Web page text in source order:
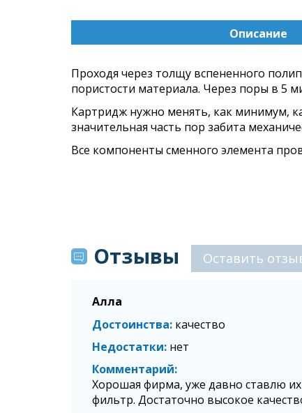
Описание
Проходя через толщу вспененного
пористости материала. Через поры в 5
Картридж нужно менять, как минимум,
значительная часть пор забита
Все компоненты сменного элемента
Отзывы Оставить
Алла
Достоинства качество
Недостатки нет
Комментарий
Хорошая фирма, уже давно ставлю
фильтр. Достаточно высокое